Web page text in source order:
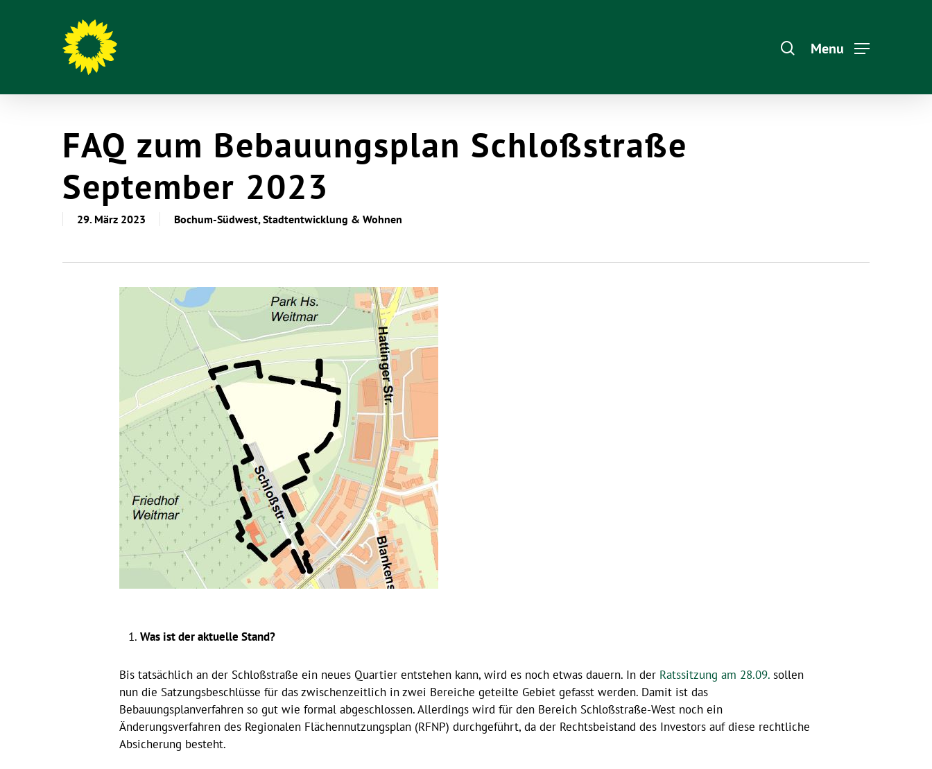
Hit enter to search or ESC to close
Menu
FAQ zum Bebauungsplan Schloßstraße
September 2023
29. März 2023 Bochum-Südwest,Stadtentwicklung & Wohnen
Was ist der aktuelle Stand?
Bis tatsächlich an der Schloßstraße ein neues Quartier entstehen kann, wird es noch etwas dauern. In der Ratssitzung am 28.09. sollen
nun die Satzungsbeschlüsse für das zwischenzeitlich in zwei Bereiche geteilte Gebiet gefasst werden. Damit ist das
Bebauungsplanverfahren so gut wie formal abgeschlossen. Allerdings wird für den Bereich Schloßstraße-West noch ein
Änderungsverfahren des Regionalen Flächennutzungsplan (RFNP) durchgeführt, da der Rechtsbeistand des Investors auf diese rechtliche
Absicherung besteht.